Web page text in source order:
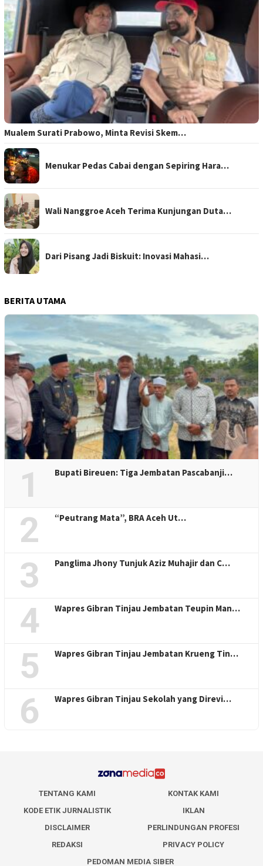
Mualem Surati Prabowo, Minta Revisi Skem…
Menukar Pedas Cabai dengan Sepiring Hara…
Wali Nanggroe Aceh Terima Kunjungan Duta…
Dari Pisang Jadi Biskuit: Inovasi Mahasi…
BERITA UTAMA
1 Bupati Bireuen: Tiga Jembatan Pascabanji…
2 “Peutrang Mata”, BRA Aceh Ut…
3 Panglima Jhony Tunjuk Aziz Muhajir dan C…
4 Wapres Gibran Tinjau Jembatan Teupin Man…
5 Wapres Gibran Tinjau Jembatan Krueng Tin…
6 Wapres Gibran Tinjau Sekolah yang Direvi…
TENTANG KAMI
KONTAK KAMI
KODE ETIK JURNALISTIK
IKLAN
DISCLAIMER
PERLINDUNGAN PROFESI
REDAKSI
PRIVACY POLICY
PEDOMAN MEDIA SIBER